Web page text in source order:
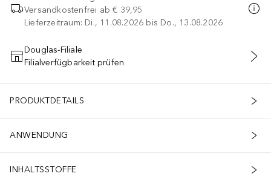
Versandkostenfrei ab € 39,95
Lieferzeitraum: Di., 11.08.2026 bis Do., 13.08.2026
IN DEN WARENKORB
Douglas-Filiale
Filialverfügbarkeit prüfen
PRODUKTDETAILS
ANWENDUNG
INHALTSSTOFFE